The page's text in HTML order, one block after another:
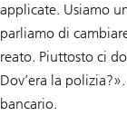
applicate. Usiamo
parliamo di
reato. Piuttosto ci
Dov’era la
bancario.